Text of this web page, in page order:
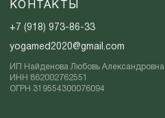
КОНТАКТЫ
+7 (918) 973-86-33
yogamed2020@gmail.com
ИП Найденова Любовь Александровна
ИНН 862002762551
ОГРН 319554300076094